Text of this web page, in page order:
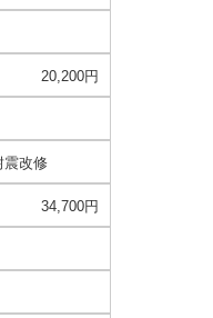
20,200円
震改修
34,700円